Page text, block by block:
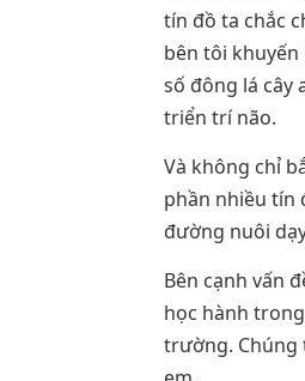
tín đồ ta chắc
bên tôi
số đông lá cây
triển trí não.
Và không chỉ
phần nhiều tín
đường nuôi
Bên cạnh vấn
học hành
trường. Chúng